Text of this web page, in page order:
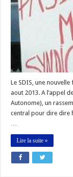
Le SDIS, une
aout 2013. A l’appel
Autonome), un
central pour dire dire
Lire la suite »